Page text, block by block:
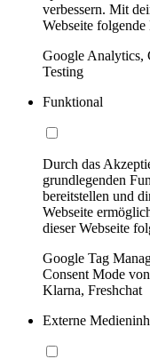
verbessern. Mit
Webseite
Google Analytics,
Testing
Funktional
Durch das
grundlegenden
bereitstellen und
Webseite
dieser Webseite
Google Tag
Consent Mode
Klarna, Freshchat
Externe